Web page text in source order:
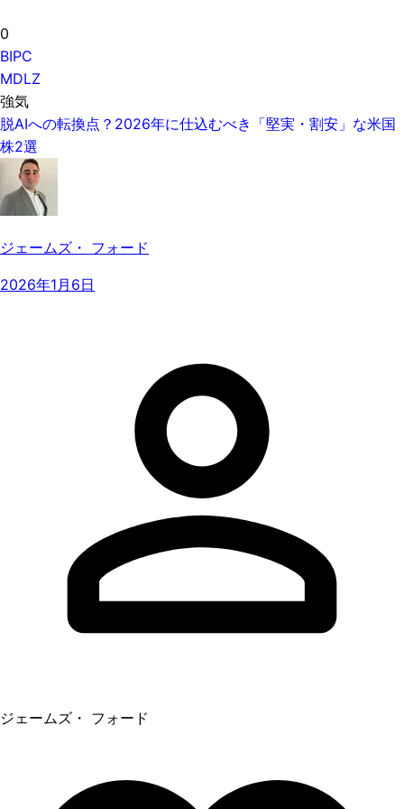
0
BIPC
MDLZ
強気
脱AIへの転換点？2026年に仕込むべき「堅実・割安」な米国
株2選
ジェームズ・ フォード
2026年1月6日
ジェームズ・ フォード